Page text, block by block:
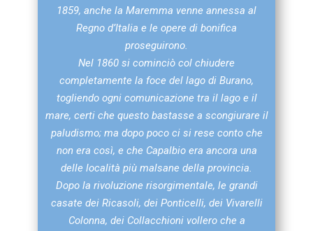
1859, anche la Maremma venne annessa al
Regno d’Italia e le opere di bonifica
proseguirono.
Nel 1860 si cominciò col chiudere
completamente la foce del lago di Burano,
togliendo ogni comunicazione tra il lago e il
mare, certi che questo bastasse a scongiurare il
paludismo; ma dopo poco ci si rese conto che
non era così, e che Capalbio era ancora una
delle località più malsane della provincia.
Dopo la rivoluzione risorgimentale, le grandi
casate dei Ricasoli, dei Ponticelli, dei Vivarelli
Colonna, dei Collacchioni vollero che a